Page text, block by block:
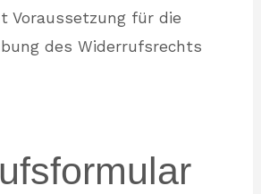
Voraussetzung für die
des Widerrufsrechts